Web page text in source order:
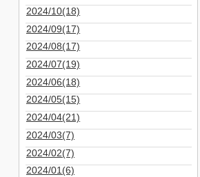
2024/10(18)
2024/09(17)
2024/08(17)
2024/07(19)
2024/06(18)
2024/05(15)
2024/04(21)
2024/03(7)
2024/02(7)
2024/01(6)